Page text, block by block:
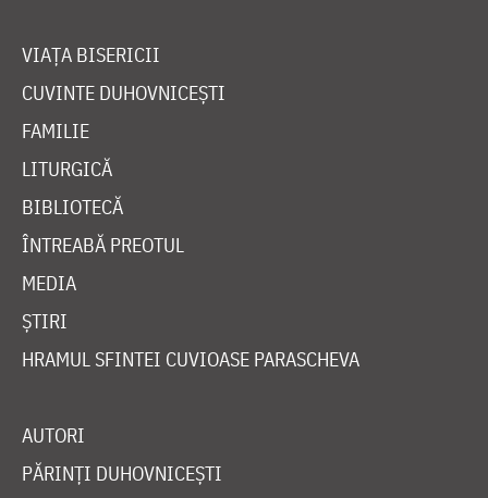
VIAȚA BISERICII
CUVINTE DUHOVNICEȘTI
FAMILIE
LITURGICĂ
BIBLIOTECĂ
ÎNTREABĂ PREOTUL
MEDIA
ȘTIRI
HRAMUL SFINTEI CUVIOASE PARASCHEVA
AUTORI
PĂRINȚI DUHOVNICEȘTI